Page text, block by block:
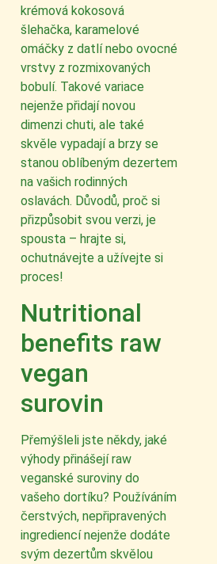
krémová kokosová
šlehačka, karamelové
omáčky z datlí nebo ovocné
vrstvy z rozmixovaných
bobulí. Takové variace
nejenže přidají novou
dimenzi chuti, ale také
skvěle vypadají a brzy se
stanou oblíbeným dezertem
na vašich rodinných
oslavách. Důvodů, proč si
přizpůsobit svou verzi, je
spousta – hrajte si,
ochutnávejte a užívejte si
proces!
Nutritional
benefits raw
vegan
surovin
Přemýšleli jste někdy, jaké
výhody přinášejí raw
veganské suroviny do
vašeho dortíku? Používáním
čerstvých, nepřipravených
ingrediencí nejenže dodáte
svým dezertům skvělou